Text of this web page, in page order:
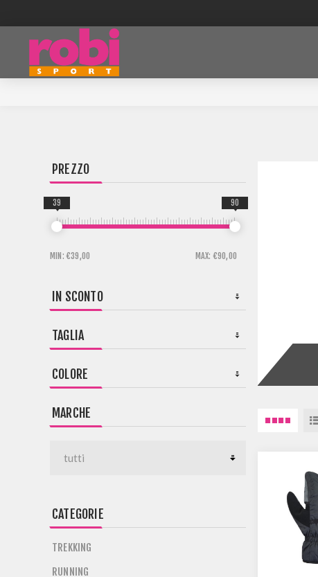
PREZZO
MIN: €39,00 MAX: €90,00
39 90
IN SCONTO
TAGLIA
COLORE
MARCHE
CATEGORIE
TREKKING
RUNNING